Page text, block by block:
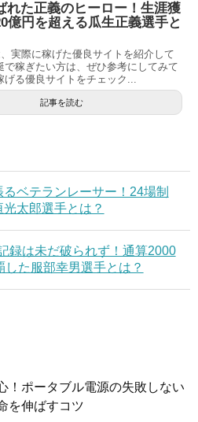
れた正義のヒーロー！生涯獲
億円を超える瓜生正義選手と
実際に稼げた優良サイトを紹介して
で稼ぎたい方は、ぜひ参考にしてみて
げる優良サイトをチェック...
記事を読む
ベテランレーサー！24場制
太郎選手とは？
録は未だ破られず！通算2000
した服部幸男選手とは？
！ポータブル電源の失敗しない
を伸ばすコツ